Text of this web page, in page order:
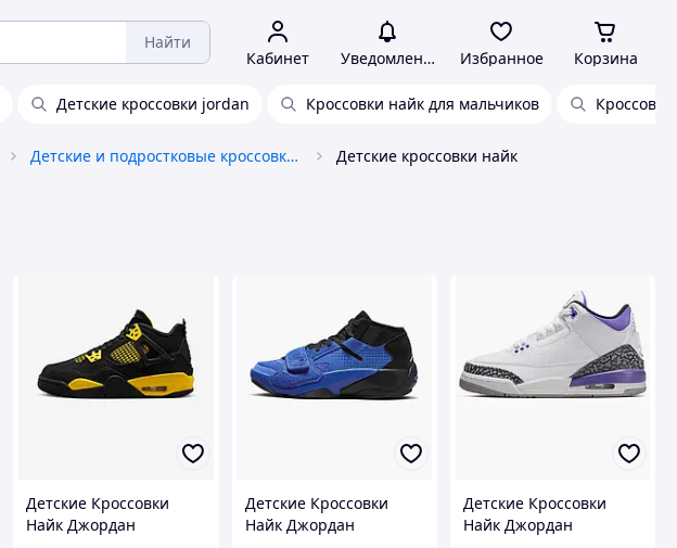
Найти
Кабинет Уведомления Избранное Корзина
Детские кроссовки jordan Кроссовки найк для мальчиков
Детские и подростковые кроссовки, кеды Детские кроссовки найк
Детские Кроссовки
Найк Джордан
Детские Кроссовки
Найк Джордан
Детские Кроссовки
Найк Джордан